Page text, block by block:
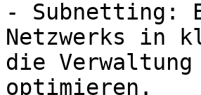
- Subnetting:
Netzwerks in
die Verwaltung
optimieren.